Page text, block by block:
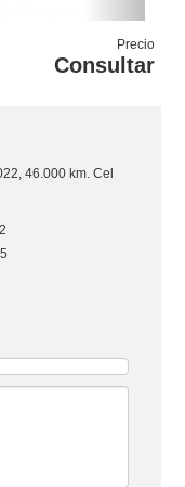
Precio
Consultar
46.000 km. Cel
5